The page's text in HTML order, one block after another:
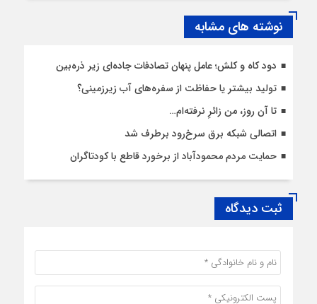
نوشته های مشابه
دود کاه و کلش؛ عامل پنهان تصادفات جاده‌ای زیر ذره‌بین
تولید بیشتر یا حفاظت از سفره‌های آب زیرزمینی؟
تا آن روز، من زائرِ نرفته‌ام…
اتصالی شبکه برق سرخ‌رود برطرف شد
حمایت مردم محمودآباد از برخورد قاطع با کودتاگران
ثبت دیدگاه